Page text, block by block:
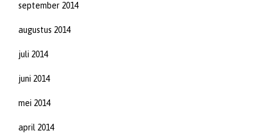
september 2014
augustus 2014
juli 2014
juni 2014
mei 2014
april 2014